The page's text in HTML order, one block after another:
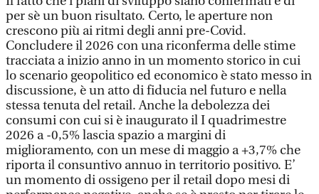
per sè un buon risultato. Certo, le aperture non
crescono più ai ritmi degli anni pre-Covid.
Concludere il 2026 con una riconferma delle stime
tracciata a inizio anno in un momento storico in cui
lo scenario geopolitico ed economico è stato messo in
discussione, è un atto di fiducia nel futuro e nella
stessa tenuta del retail. Anche la debolezza dei
consumi con cui si è inaugurato il I quadrimestre
2026 a -0,5% lascia spazio a margini di
miglioramento, con un mese di maggio a +3,7% che
riporta il consuntivo annuo in territorio positivo. E’
un momento di ossigeno per il retail dopo mesi di